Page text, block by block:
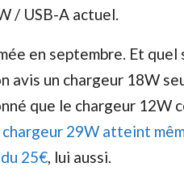
/ USB-A actuel.
en septembre. Et quel
avis un chargeur 18W
que le chargeur 12W
chargeur 29W atteint
25€, lui aussi.